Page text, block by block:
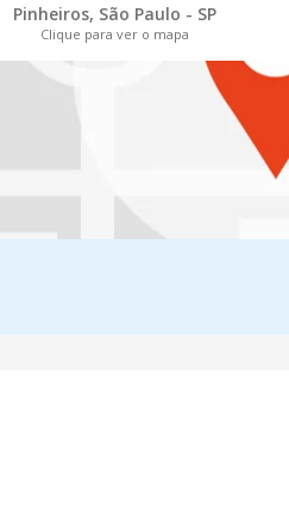
Pinheiros, São Paulo - SP
Clique para ver o mapa